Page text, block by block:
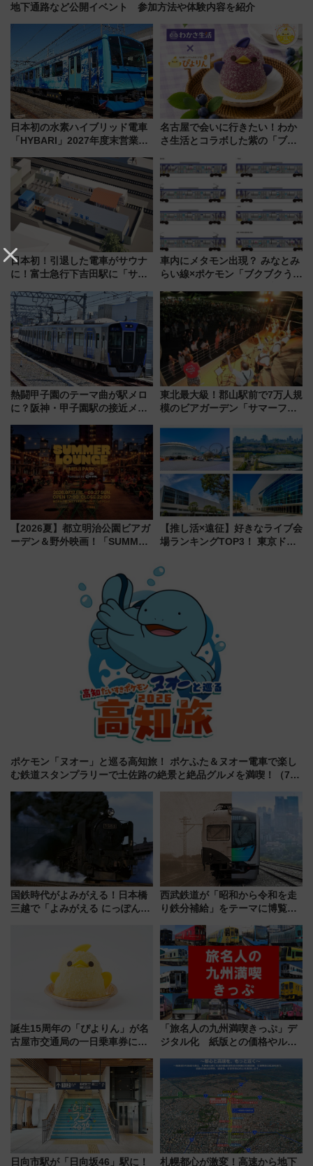
地下通路など公開イベント 参加方法や体験内容を紹介
日本初の水素ハイブリッド電車
「HYBARI」2027年度末営業運
で水素利活用が加速
名古屋で会いに行きたい！わか
さ生活とコラボした紫の「ブル
売
日本初！引退した電車がサウナ
に！富士急行下吉田駅に「サ電
業 行き交う電車の音や振動を
感じながら「ととのう」新感覚
車内にメタモン出現？ みなとみ
らい線×ポケモン「ブクブクうみ
行開始に！ この夏は直通列車で
横浜へ！
熱闘甲子園のテーマ曲が駅メロ
に？阪神・甲子園駅の接近メロ
谷実アレンジの特別仕様へ、8月
5日始発から
東北最大級！郡山駅前で7万人規
模のビアガーデン「サマーフェ
7/24-26開催！ 有料席はJRE
MALLで予約可能
【2026夏】都立明治公園ビアガ
ーデン＆野外映画！「SUMMER
【推し活×遠征】好きなライブ会
場ランキングTOP3！ 東京ドー
由と交通アクセス術、ライブ会
ポケモン「ヌオー」と巡る高知旅！ ポケふた＆ヌオー電車で楽し
む鉄道スタンプラリーで土佐路の絶景と絶品グルメを満喫！（7月
国鉄時代がよみがえる！日本橋
三越で「よみがえる にっぽんの
西武鉄道が「昭和から令和を走
り鉄分補給」をテーマに博覧会
14日から 新車両「トキイロ」体
験ブースも アクセスや申込方法
を解説
誕生15周年の「ぴよりん」が名
古屋市交通局の一日乗車券に！
定1万5000枚】
「旅名人の九州満喫きっぷ」デ
ジタル化 紙版との価格やルー
日向市駅が「日向坂46」駅に！ 札幌都心が激変！高速から地下